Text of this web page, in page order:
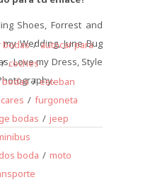
Shoes, Forrest and
Wedding, June Bug
Love my Dress, Style
bodas / autocar para
/ coches
bodas / esteban
/ furgoneta
bodas / jeep
boda / moto